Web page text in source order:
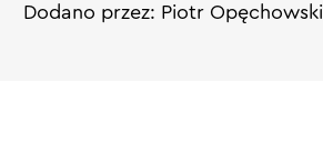
Dodano przez: Piotr Opęchowski